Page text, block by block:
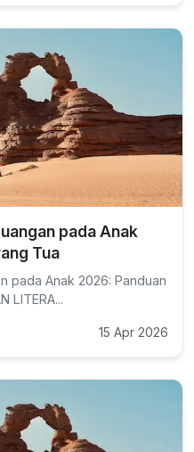
pada Anak
Tua
pada Anak 2026: Panduan
LITERA...
15 Apr 2026